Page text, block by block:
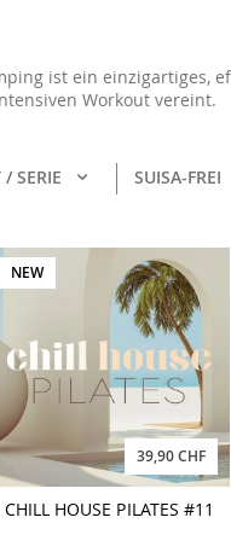
ist ein einzigartiges,
Workout vereint.
SERIE SUISA-FREI
NEW
39,90 CHF
CHILL HOUSE PILATES #11